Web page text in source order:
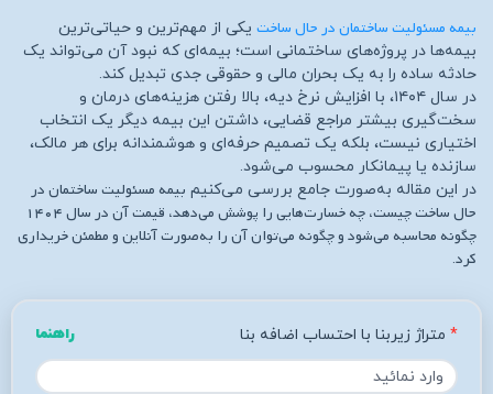
بیمه مسئولیت ساختمان در حال ساخت یکی از مهم‌ترین و حیاتی‌ترین
بیمه‌ها در پروژه‌های ساختمانی است؛ بیمه‌ای که نبود آن می‌تواند یک
حادثه ساده را به یک بحران مالی و حقوقی جدی تبدیل کند.
در سال ۱۴۰۴، با افزایش نرخ دیه، بالا رفتن هزینه‌های درمان و
سخت‌گیری بیشتر مراجع قضایی، داشتن این بیمه دیگر یک انتخاب
اختیاری نیست، بلکه یک تصمیم حرفه‌ای و هوشمندانه برای هر مالک،
سازنده یا پیمانکار محسوب می‌شود.
در این مقاله به‌صورت جامع بررسی می‌کنیم بیمه مسئولیت ساختمان در
حال ساخت چیست، چه خسارت‌هایی را پوشش می‌دهد، قیمت آن در سال ۱۴۰۴
چگونه محاسبه می‌شود و چگونه می‌توان آن را به‌صورت آنلاین و مطمئن خریداری
کرد.
متراژ زیربنا با احتساب اضافه بنا راهنما